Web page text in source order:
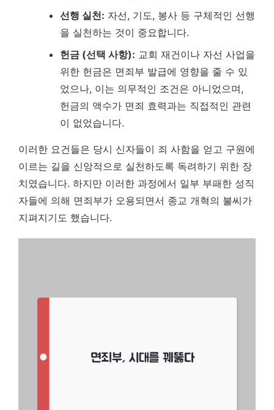
선행 실천: 자선, 기도, 봉사 등 구체적인 선행
을 실천하는 것이 중요합니다.
헌금 (선택 사항): 교회 재건이나 자선 사업을
위한 헌금은 면죄부 발급에 영향을 줄 수 있
었으나, 이는 의무적인 조건은 아니었으며,
헌금의 액수가 면죄 효력과는 직접적인 관련
이 없었습니다.
이러한 요건들은 당시 신자들이 죄 사함을 얻고 구원에
이르는 길을 신앙적으로 실천하도록 독려하기 위한 장
치였습니다. 하지만 이러한 과정에서 일부 부패한 성직
자들에 의해 면죄부가 오용되면서 종교 개혁의 불씨가
지펴지기도 했습니다.